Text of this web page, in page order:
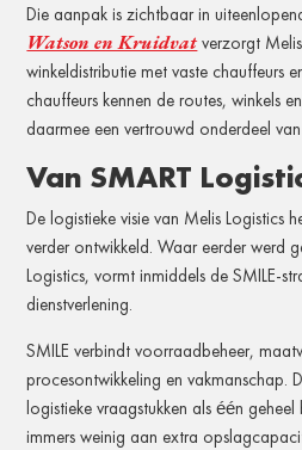
Die aanpak is zichtbaar in
Watson en Kruidvatverzorgt
winkeldistributie met vaste chauffeurs
chauffeurs kennen de routes, winkels
daarmee een vertrouwd onderdeel
Van SMART
De logistieke visie van Melis Logistics
verder ontwikkeld. Waar eerder werd
Logistics, vormt inmiddels de SMILE-
dienstverlening.
SMILE verbindt voorraadbeheer,
procesontwikkeling en vakmanschap.
logistieke vraagstukken als één
immers weinig aan extra